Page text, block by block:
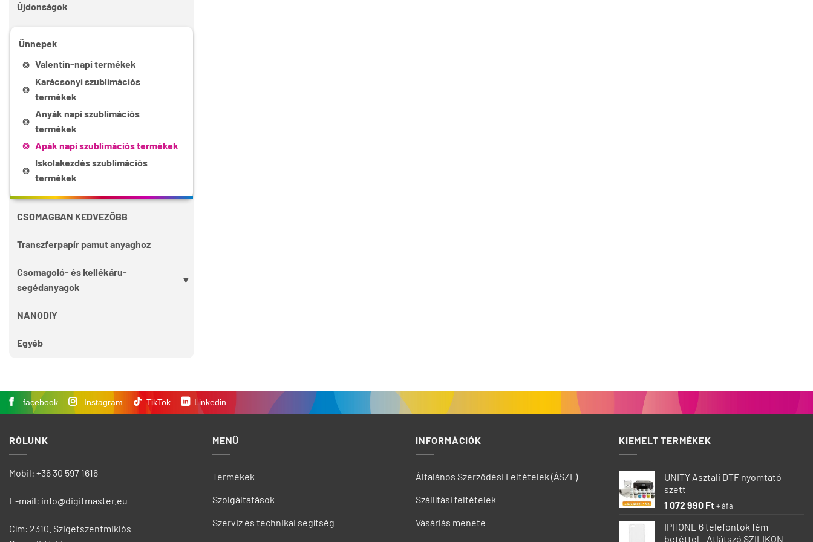
Újdonságok
Ünnepek
Valentin-napi termékek
Karácsonyi szublimációs
termékek
Anyák napi szublimációs
termékek
Apák napi szublimációs termékek
Iskolakezdés szublimációs
termékek
CSOMAGBAN KEDVEZŐBB
Transzferpapír pamut anyaghoz
Csomagoló- és kellékáru-
segédanyagok
NANODIY
Egyéb
facebook Instagram TikTok Linkedin
RÓLUNK
Mobil: +36 30 597 1616
E-mail: info@digitmaster.eu
Cím: 2310. Szigetszentmiklós
MENÜ
Termékek
Szolgáltatások
Szerviz és technikai segítség
INFORMÁCIÓK
Általános Szerződési Feltételek (ÁSZF)
Szállítási feltételek
Vásárlás menete
KIEMELT TERMÉKEK
UNITY Asztali DTF nyomtató
szett
1 072 990 Ft+ áfa
IPHONE 6 telefontok fém
betéttel - Átlátszó SZILIKON